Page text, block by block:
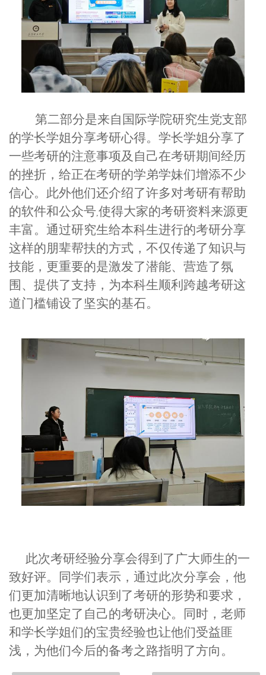
第二部分是来自国际学院研究生党支部
的学长学姐分享考研心得。学长学姐分享了
一些考研的注意事项及自己在考研期间经历
的挫折，给正在考研的学弟学妹们增添不少
信心。此外他们还介绍了许多对考研有帮助
的软件和公众号 使得大家的考研资料来源更
丰富。通过研究生给本科生进行的考研分享
这样的朋辈帮扶的方式，不仅传递了知识与
技能，更重要的是激发了潜能、营造了氛
围、提供了支持，为本科生顺利跨越考研这
道门槛铺设了坚实的基石。
此次考研经验分享会得到了广大师生的一
致好评。同学们表示，通过此次分享会，他
们更加清晰地认识到了考研的形势和要求，
也更加坚定了自己的考研决心。同时，老师
和学长学姐们的宝贵经验也让他们受益匪
浅，为他们今后的备考之路指明了方向。